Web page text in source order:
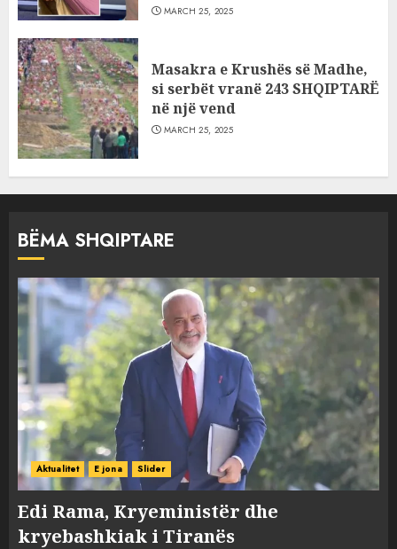
MARCH 25, 2025
Masakra e Krushës së Madhe,
si serbët vranë 243 SHQIPTARË
në një vend
MARCH 25, 2025
BËMA SHQIPTARE
Aktualitet E jona Slider
Edi Rama, Kryeministër dhe
kryebashkiak i Tiranës